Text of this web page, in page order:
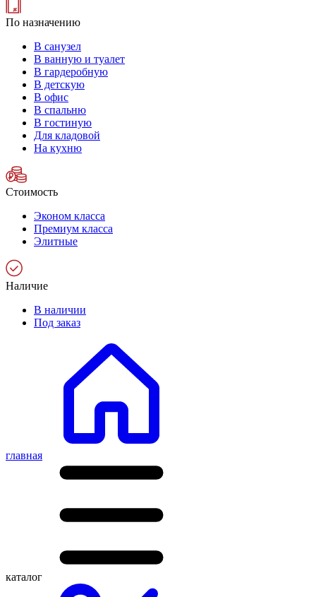
По назначению
В санузел
В ванную и туалет
В гардеробную
В детскую
В офис
В спальню
В гостиную
Для кладовой
На кухню
Стоимость
Эконом класса
Премиум класса
Элитные
Наличие
В наличии
Под заказ
главная
каталог